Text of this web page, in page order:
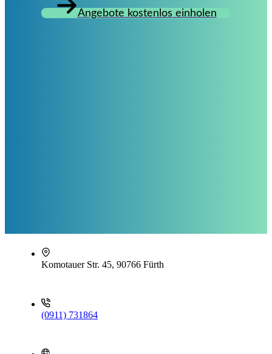
Angebote kostenlos einholen
Komotauer Str. 45, 90766 Fürth
(0911) 731864